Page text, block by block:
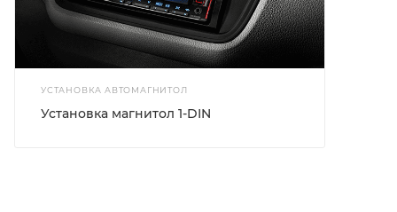
УСТАНОВКА АВТОМАГНИТОЛ
Установка магнитол 1-DIN